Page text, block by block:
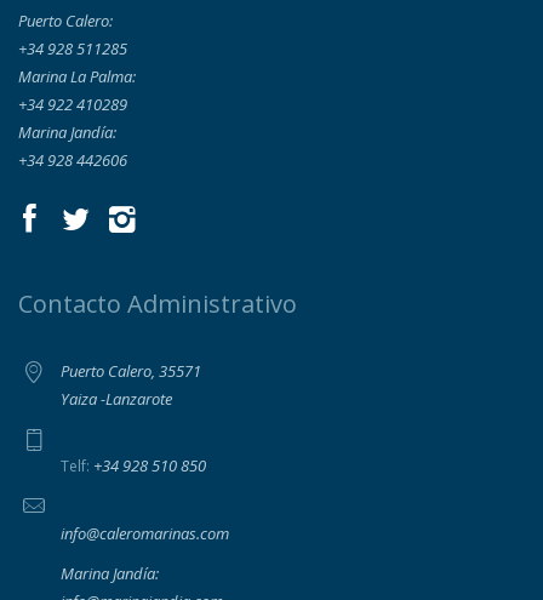
Puerto Calero:
+34 928 511285
Marina La Palma:
+34 922 410289
Marina Jandía:
+34 928 442606
Contacto Administrativo
Puerto Calero, 35571
Yaiza -Lanzarote
Telf: +34 928 510 850
info@caleromarinas.com
Marina Jandía: